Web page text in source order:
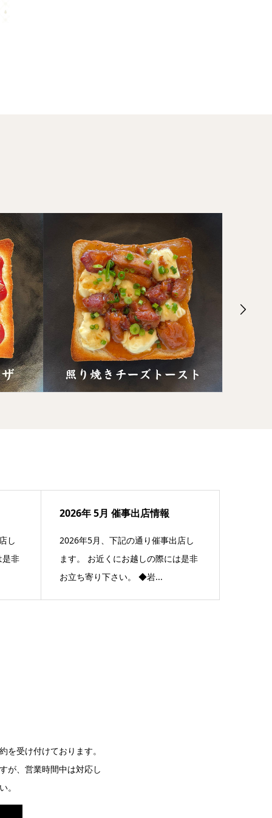
し
是非
2026年 5月 催事出店情報
2026年5月、下記の通り催事出店し
ます。 お近くにお越しの際には是非
お立ち寄り下さい。 ◆岩...
を受け付けております。
が、営業時間中は対応し
。